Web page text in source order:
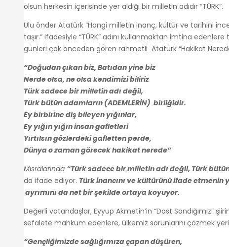
olsun herkesin içerisinde yer aldığı bir milletin adıdır “TÜRK”.
Ulu önder Atatürk “Hangi milletin inanç, kültür ve tarihini
taşır.” ifadesiyle “TÜRK” adını kullanmaktan imtina
günleri çok önceden gören rahmetli Atatürk “Hakikat
“Doğudan çıkan biz, Batıdan yine biz
Nerde olsa, ne olsa kendimizi biliriz
Türk sadece bir milletin adı değil,
Türk bütün adamların (ADEMLERİN) birliğidir.
Ey birbirine diş bileyen yığınlar,
Ey yığın yığın insan gafletleri
Yırtılsın gözlerdeki gafletten perde,
Dünya o zaman görecek hakikat nerede”
Mısralarında “Türk sadece bir milletin adı değil, Türk
da ifade ediyor. Türk İnancını ve kültürünü ifade
ayrımını da net bir şekilde ortaya koyuyor.
Değerli vatandaşlar, Eyyup Akmetin’in “Dost Sandığımız”
sefalete mahkum edenlere, ülkemiz sorunlarını çözmek
“Gençliğimizde sağlığımıza çapan düşüren,